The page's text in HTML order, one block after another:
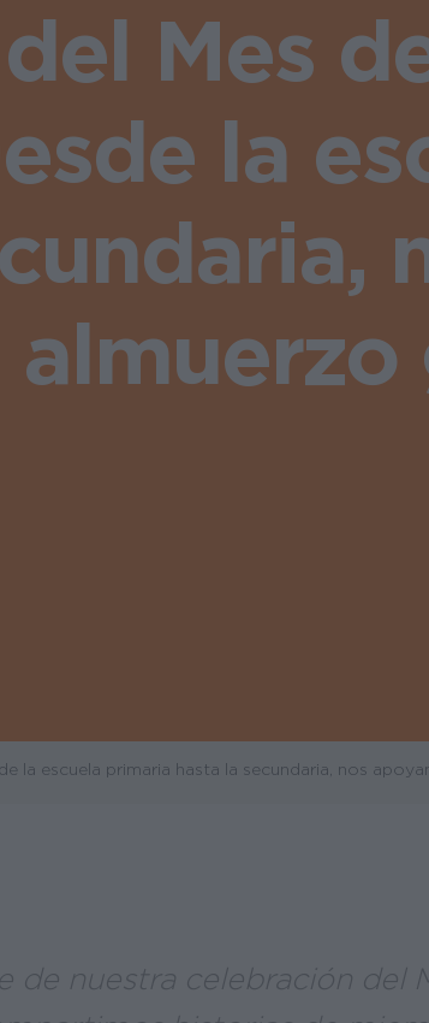
Mes
la
la escuela primaria hasta la secundaria, nos
de nuestra celebración del